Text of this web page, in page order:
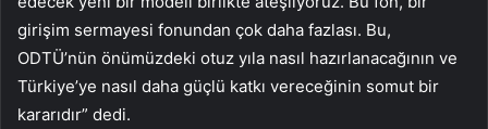
girişim sermayesi fonundan çok daha fazlası. Bu,
ODTÜ’nün önümüzdeki otuz yıla nasıl hazırlanacağının ve
Türkiye’ye nasıl daha güçlü katkı vereceğinin somut bir
kararıdır” dedi.